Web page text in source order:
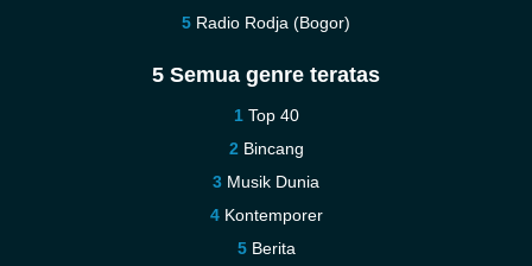
Radio Rodja (Bogor)
5 Semua genre teratas
Top 40
Bincang
Musik Dunia
Kontemporer
Berita